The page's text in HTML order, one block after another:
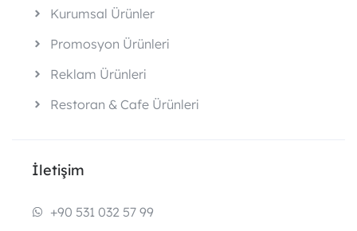
Kurumsal Ürünler
Promosyon Ürünleri
Reklam Ürünleri
Restoran & Cafe Ürünleri
İletişim
+90 531 032 57 99